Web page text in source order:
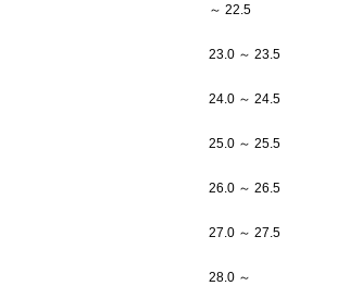
～ 22.5
23.0 ～ 23.5
24.0 ～ 24.5
25.0 ～ 25.5
26.0 ～ 26.5
27.0 ～ 27.5
28.0 ～